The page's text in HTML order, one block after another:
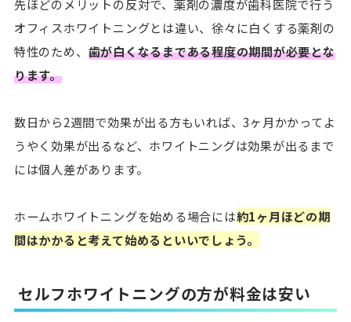
先ほどのメリットの反対で、薬剤の濃度が歯科医院で行う
オフィスホワイトニングとは違い、徐々に白くする薬剤の
特性のため、 歯が白くなるまである程度の期間が必要とな
ります。
数日から2週間で効果が出る方もいれば、3ヶ月かかってよ
うやく効果が出るなど、ホワイトニングは効果が出るまで
には個人差があります。
ホームホワイトニングを始める場合には約1ヶ月ほどの期
間はかかると考えて始めるといいでしょう。
セルフホワイトニングの方が料金は安い